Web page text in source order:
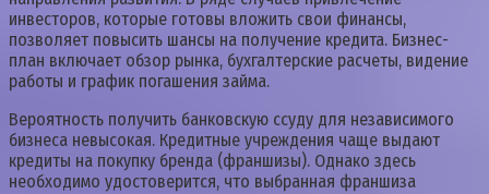
инвесторов, которые готовы вложить свои финансы,
позволяет повысить шансы на получение кредита. Бизнес-
план включает обзор рынка, бухгалтерские расчеты, видение
работы и график погашения займа.
Вероятность получить банковскую ссуду для независимого
бизнеса невысокая. Кредитные учреждения чаще выдают
кредиты на покупку бренда (франшизы). Однако здесь
необходимо удостоверится, что выбранная франшиза